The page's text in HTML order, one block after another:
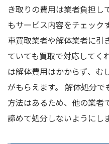
き取りの費用は業者負担し
もサービス内容をチェック
車買取業者や解体業者に引
ていても買取で対応してく
は解体費用はかからず、む
がもらえます。 解体処分
方法はあるため、他の業者
諦めて処分しないようにし